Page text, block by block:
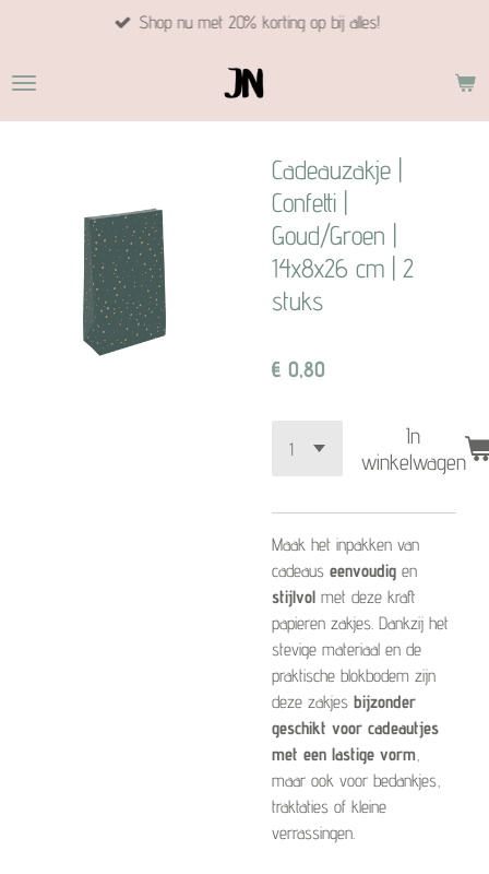
naar
hoofdinhoud
Shop nu met 20% korting op bij alles!
Cadeauzakje |
Confetti |
Goud/Groen |
14x8x26 cm | 2
stuks
€ 0,80
In
winkelwagen
Maak het inpakken van
cadeaus eenvoudig en
stijlvol met deze kraft
papieren zakjes. Dankzij het
stevige materiaal en de
praktische blokbodem zijn
deze zakjes bijzonder
geschikt voor cadeautjes
met een lastige vorm,
maar ook voor bedankjes,
traktaties of kleine
verrassingen.